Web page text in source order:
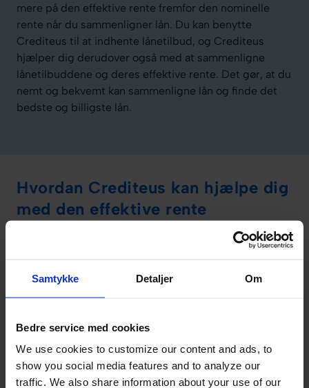
Samtykke Detaljer Om
Bedre service med cookies
We use cookies to customize our content and ads, to
show you social media features and to analyze our
traffic. We also share information about your use of our
mere på den effektive rente fremfor den nominelle
rente når du sammenligner lån. Du kan benytte
Crediteus til at indhente lånetilbud, og Crediteus
hjælper dig derudover også med at sammenligne
lånetilbuddene og deres effektive rente. Det gør, at du
nemt og bekvemt kan sammenligne lån og finde det
bedste og billigste lån.
Hvordan Crediteus kan hjælpe dig
med den effektive rente
Ved at benytte Crediteus kan du nemt og bekvemt
låneudbydere. Det er helt uforpligtende såvel som
gratis at benytte Crediteus som en del af din process.
Fordelen ved at benytte Crediteus er dog, at de
hjælper dig med at sammenligne lånene og giver dig
et overblik over de forskellige lånetilbud.